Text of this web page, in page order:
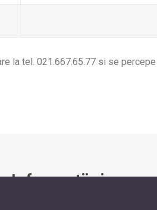
la tel. 021.667.65.77 si se
Informații și